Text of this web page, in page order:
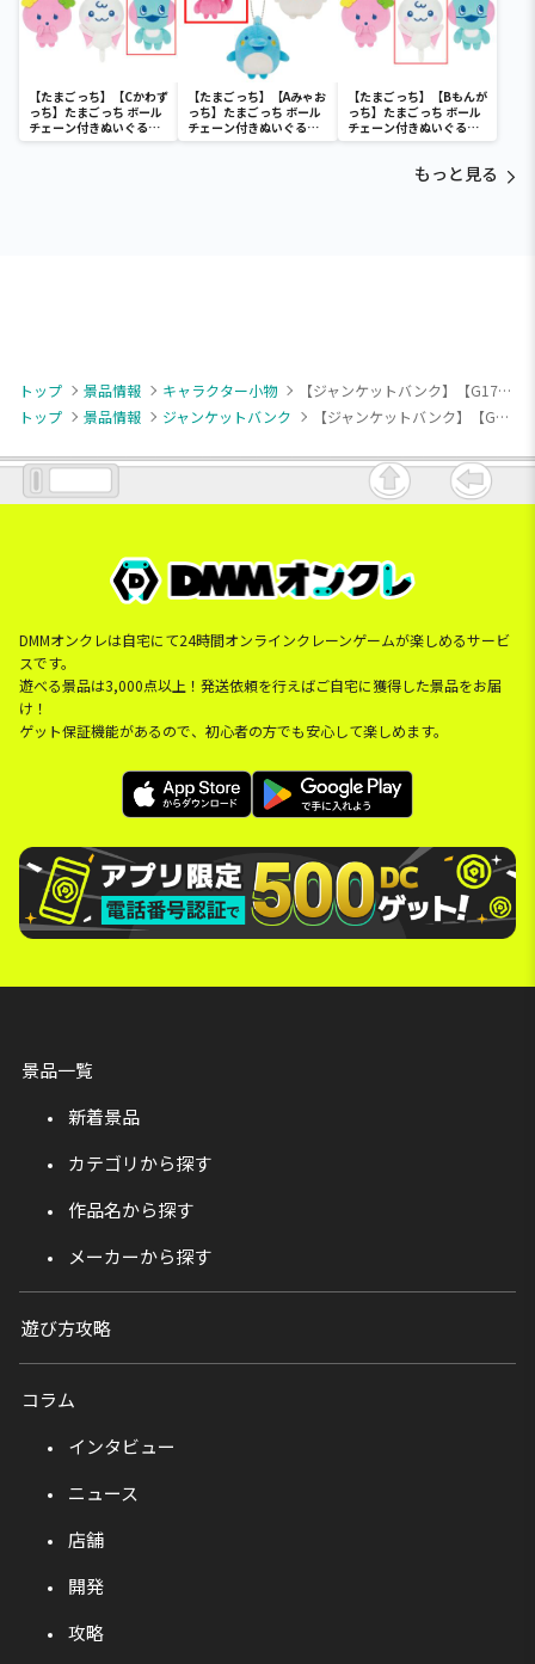
【たまごっち】【Cかわず
っち】たまごっち ボール
チェーン付きぬいぐるみ
～Tamagotchi
【たまごっち】【Aみゃお
っち】たまごっち ボール
チェーン付きぬいぐるみ
～Tamagotchi
【たまごっち】【Bもんが
っち】たまごっち ボール
チェーン付きぬいぐるみ
～Tamagotchi
もっと見る
トップ 景品情報 キャラクター小物
【ジャンケットバンク】【G17巻】ジャンケットバンク 表紙缶バッジ2
トップ
景品情報 ジャンケットバンク 【ジャンケットバンク】【G17巻】ジャンケットバンク 表紙缶バッジ2
DMMオンクレは自宅にて24時間オンラインクレーンゲームが楽しめるサービ
スです。
遊べる景品は3,000点以上！発送依頼を行えばご自宅に獲得した景品をお届
け！
ゲット保証機能があるので、初心者の方でも安心して楽しめます。
景品一覧
新着景品
カテゴリから探す
作品名から探す
メーカーから探す
遊び方攻略
コラム
インタビュー
ニュース
店舗
開発
攻略